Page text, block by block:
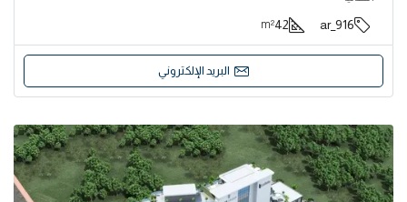
916_ar
42
m²
البريد الإلكتروني